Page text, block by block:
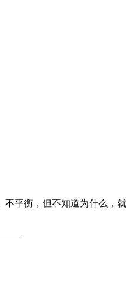
不平衡，但不知道为什么，就